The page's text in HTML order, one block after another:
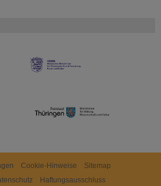
Cookie-Hinweise
Sitemap
Haftungsausschluss